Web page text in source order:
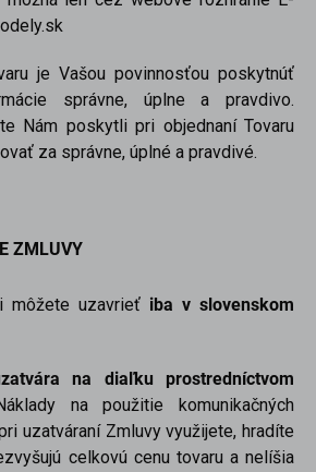
je Vašou povinnosťou poskytnúť
správne, úplne a pravdivo.
Nám poskytli pri objednaní Tovaru
za správne, úplné a pravdivé.
ZMLUVY
môžete uzavrieť iba v slovenskom
na diaľku prostredníctvom
na použitie komunikačných
uzatváraní Zmluvy využijete, hradíte
celkovú cenu tovaru a nelíšia